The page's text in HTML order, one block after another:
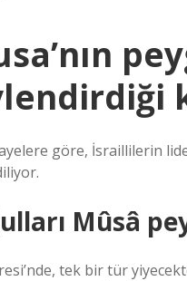
göre, İsraillilerin
Mûsâ
tek bir tür